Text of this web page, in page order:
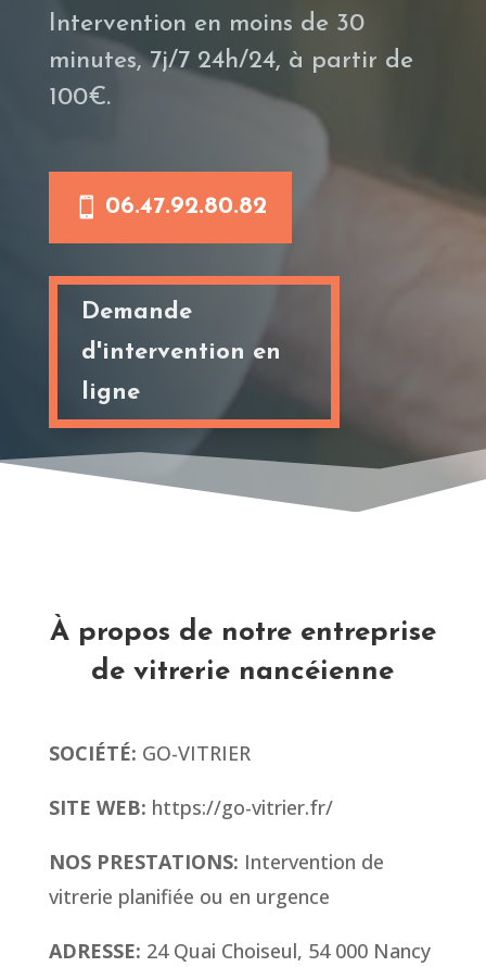
Intervention en moins de 30
minutes, 7j/7 24h/24, à partir de
100€.
06.47.92.80.82
Demande
d'intervention en
ligne
À propos de notre entreprise
de vitrerie nancéienne
SOCIÉTÉ: GO-VITRIER
SITE WEB: https://go-vitrier.fr/
NOS PRESTATIONS: Intervention de
vitrerie planifiée ou en urgence
ADRESSE: 24 Quai Choiseul, 54 000 Nancy